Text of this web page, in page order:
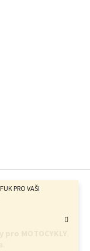
PRO VAŠI